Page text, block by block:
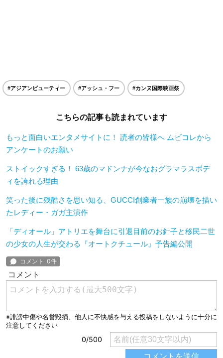
#アジアンビューティー #アッシュ・フー #カンヌ国際映画祭
こちらの記事も読まれています
もっと面白いエンタメサイトに！ 読者の皆様へ ムビコレから
アンケートのお願い
ストイックすぎる！ 63歳のマドンナが今なおグラマラスボデ
ィを誇れる理由
笑った後に残酷さを思い知る、GUCCI創業者一族の崩壊を描い
たレディー・ガガ主演作
「ディオール」アトリエを舞台に引退目前のお針子と移民二世
の少女の人生が交わる『オートクチュール』予告編公開